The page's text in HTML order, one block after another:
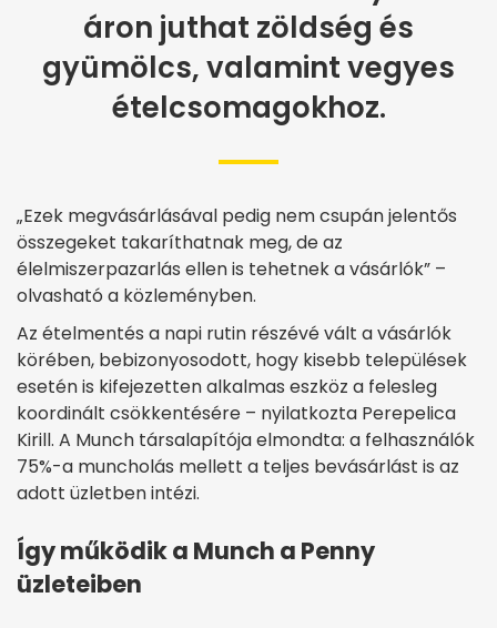
áron juthat zöldség és
gyümölcs, valamint vegyes
ételcsomagokhoz.
„Ezek megvásárlásával pedig nem csupán jelentős
összegeket takaríthatnak meg, de az
élelmiszerpazarlás ellen is tehetnek a vásárlók” –
olvasható a közleményben.
Az ételmentés a napi rutin részévé vált a vásárlók
körében, bebizonyosodott, hogy kisebb települések
esetén is kifejezetten alkalmas eszköz a felesleg
koordinált csökkentésére – nyilatkozta Perepelica
Kirill. A Munch társalapítója elmondta: a felhasználók
75%-a muncholás mellett a teljes bevásárlást is az
adott üzletben intézi.
Így működik a Munch a Penny
üzleteiben